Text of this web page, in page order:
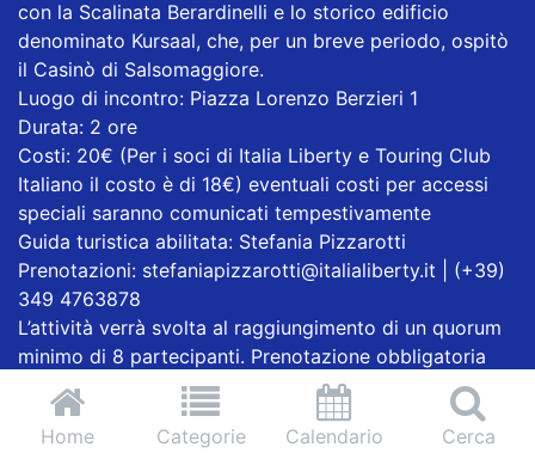
con la Scalinata Berardinelli e lo storico edificio
denominato Kursaal, che, per un breve periodo, ospitò
il Casinò di Salsomaggiore.
Luogo di incontro: Piazza Lorenzo Berzieri 1
Durata: 2 ore
Costi: 20€ (Per i soci di Italia Liberty e Touring Club
Italiano il costo è di 18€) eventuali costi per accessi
speciali saranno comunicati tempestivamente
Guida turistica abilitata: Stefania Pizzarotti
Prenotazioni: stefaniapizzarotti@italialiberty.it | (+39)
349 4763878
L’attività verrà svolta al raggiungimento di un quorum
minimo di 8 partecipanti. Prenotazione obbligatoria
entro e non oltre il giorno 8 luglio 2026. In caso di
gruppi superiori alle 10 persone sarà obbligatorio
l’utilizzo delle radioguide (costo 1,50€ a persona)
Home Categorie Calendario Cerca